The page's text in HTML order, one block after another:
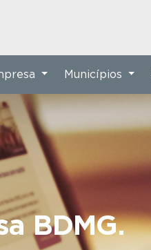
BDMG.
Municípios